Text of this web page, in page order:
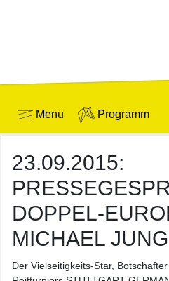
Menu Programm
23.09.2015:
DOPPEL-
MICHAEL JUNG
Der Vielseitigkeits-Star,